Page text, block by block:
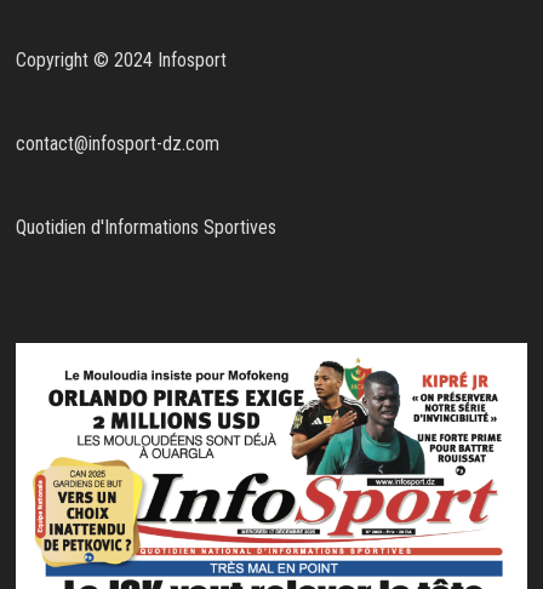
Copyright © 2024 Infosport
contact@infosport-dz.com
Quotidien d'Informations Sportives